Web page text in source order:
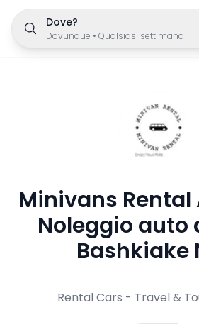
Dove?
Dovunque • Qualsiasi settimana
Minivans Rental
Noleggio auto
Bashkiake
Rental Cars - Travel &